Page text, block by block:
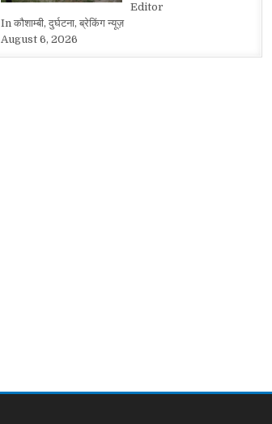
Editor
In कौशाम्बी, दुर्घटना, ब्रेकिंग न्यूज़
August 6, 2026